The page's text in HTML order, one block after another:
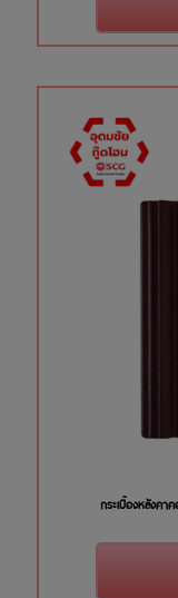
กระเบื้องหลังค